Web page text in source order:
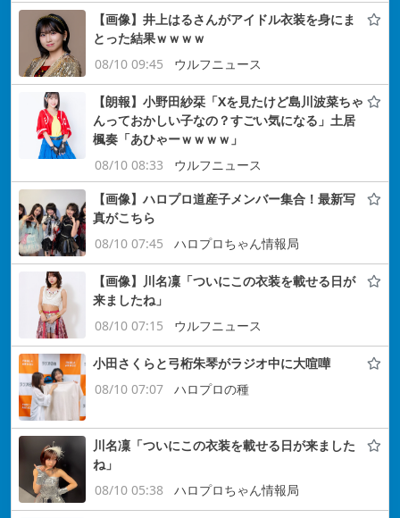
【画像】井上はるさんがアイドル衣装を身にま
とった結果ｗｗｗｗ
08/10 09:45
ウルフニュース
【朗報】小野田紗栞「Xを見たけど島川波菜ちゃ
んっておかしい子なの？すごい気になる」土居
楓奏「あひゃーｗｗｗｗ」
08/10 08:33
ウルフニュース
【画像】ハロプロ道産子メンバー集合！最新写
真がこちら
08/10 07:45
ハロプロちゃん情報局
【画像】川名凜「ついにこの衣装を載せる日が
来ましたね」
08/10 07:15
ウルフニュース
小田さくらと弓桁朱琴がラジオ中に大喧嘩
08/10 07:07
ハロプロの種
川名凜「ついにこの衣装を載せる日が来ました
ね」
08/10 05:38
ハロプロちゃん情報局